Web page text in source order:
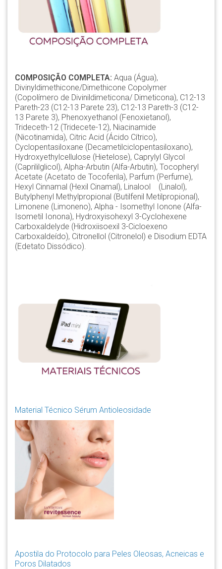
COMPOSIÇÃO COMPLETA: Aqua (Água),
Divinyldimethicone/Dimethicone Copolymer
(Copolímero de Divinildimeticona/ Dimeticona), C12-13
Pareth-23 (C12-13 Parete 23), C12-13 Pareth-3 (C12-
13 Parete 3), Phenoxyethanol (Fenoxietanol),
Trideceth-12 (Tridecete-12), Niacinamide
(Nicotinamida), Citric Acid (Ácido Cítrico),
Cyclopentasiloxane (Decametilciclopentasiloxano),
Hydroxyethylcellulose (Hietelose), Caprylyl Glycol
(Caprililglicol), Alpha-Arbutin (Alfa-Arbutin), Tocopheryl
Acetate (Acetato de Tocoferila), Parfum (Perfume),
Hexyl Cinnamal (Hexil Cinamal), Linalool (Linalol),
Butylphenyl Methylpropional (Butilfenil Metilpropional),
Limonene (Limoneno), Alpha - Isomethyl Ionone (Alfa-
Isometil Ionona), Hydroxyisohexyl 3-Cyclohexene
Carboxaldelyde (Hidroxiisoexil 3-Cicloexeno
Carboxaldeído), Citronellol (Citronelol) e Disodium EDTA
(Edetato Dissódico).
Material Técnico Sérum Antioleosidade
Apostila do Protocolo para Peles Oleosas, Acneicas e
Poros Dilatados